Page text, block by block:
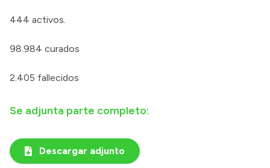
444 activos.
98.984 curados
2.405 fallecidos
Se adjunta parte completo:
Descargar adjunto